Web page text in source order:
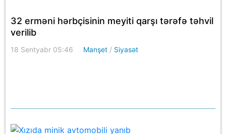
32 erməni hərbçisinin meyiti qarşı tərəfə təhvil
verilib
18 Sentyabr 05:46 Manşet / Siyasət